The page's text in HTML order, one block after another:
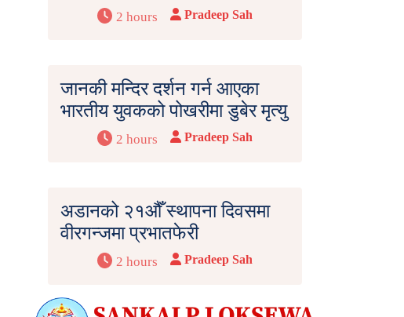
2 hours Pradeep Sah
जानकी मन्दिर दर्शन गर्न आएका
भारतीय युवकको पोखरीमा डुबेर मृत्यु
2 hours Pradeep Sah
अडानको २१औँ स्थापना दिवसमा
वीरगन्जमा प्रभातफेरी
2 hours Pradeep Sah